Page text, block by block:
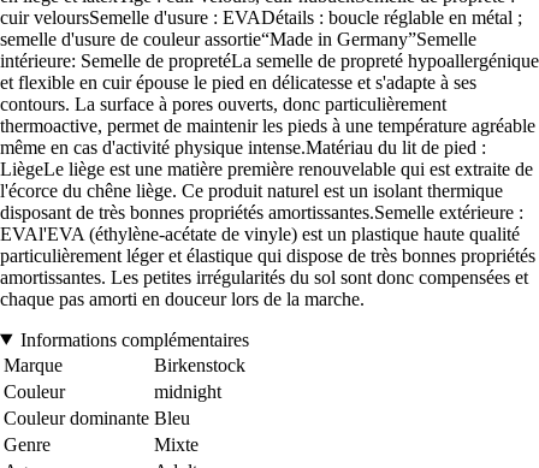
cuir veloursSemelle d'usure : EVADétails : boucle réglable en métal ;
semelle d'usure de couleur assortie“Made in Germany”Semelle
intérieure: Semelle de propretéLa semelle de propreté hypoallergénique
et flexible en cuir épouse le pied en délicatesse et s'adapte à ses
contours. La surface à pores ouverts, donc particulièrement
thermoactive, permet de maintenir les pieds à une température agréable
même en cas d'activité physique intense.Matériau du lit de pied :
LiègeLe liège est une matière première renouvelable qui est extraite de
l'écorce du chêne liège. Ce produit naturel est un isolant thermique
disposant de très bonnes propriétés amortissantes.Semelle extérieure :
EVAl'EVA (éthylène-acétate de vinyle) est un plastique haute qualité
particulièrement léger et élastique qui dispose de très bonnes propriétés
amortissantes. Les petites irrégularités du sol sont donc compensées et
chaque pas amorti en douceur lors de la marche.
Informations complémentaires
Marque
Birkenstock
Couleur
midnight
Couleur dominante Bleu
Genre
Mixte